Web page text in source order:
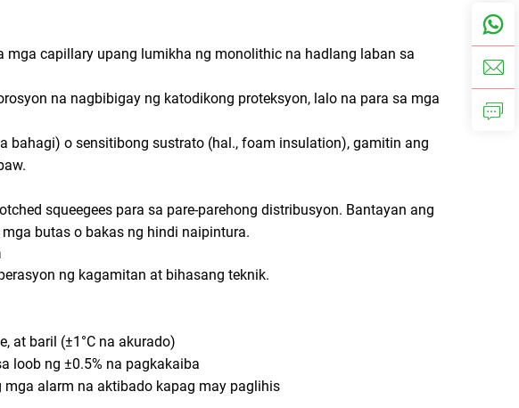
mga capillary upang lumikha ng monolithic na hadlang laban sa
na nagbibigay ng katodikong proteksyon, lalo na para sa mga
bahagi) o sensitibong sustrato (hal., foam insulation), gamitin ang
squeegees para sa pare-parehong distribusyon. Bantayan ang
butas o bakas ng hindi naipintura.
ng kagamitan at bihasang teknik.
at baril (±1°C na akurado)
loob ng ±0.5% na pagkakaiba
mga alarm na aktibado kapag may paglihis